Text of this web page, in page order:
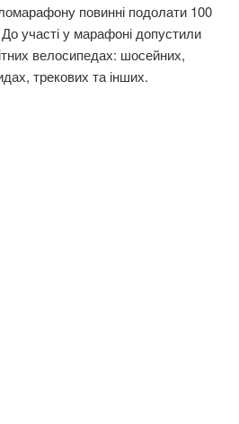
повинні подолати 100
До участі у марафоні допустили
велосипедах: шосейних,
трекових та інших.